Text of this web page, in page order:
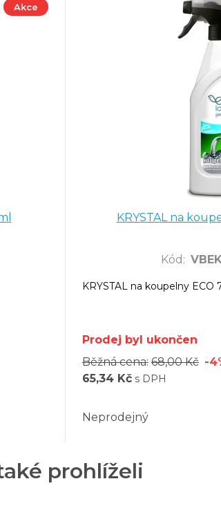
Akce
KRYSTAL na
Kód :
KRYSTAL na koupelny ECO
Prodej byl ukončen
Běžná cena: 68,00 Kč -
65,34 Kč s DPH
Neprodejný
prohlíželi